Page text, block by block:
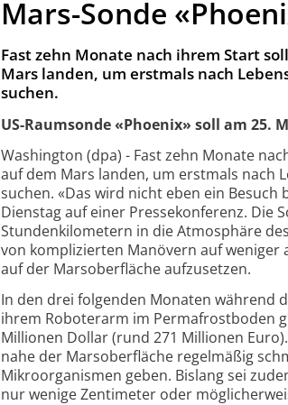
Mars-Sonde
Fast zehn Monate nach ihrem Start
Mars landen, um erstmals nach
suchen.
US-Raumsonde «Phoenix» soll am 25.
Washington (dpa) - Fast zehn Monate
auf dem Mars landen, um erstmals nach
suchen. «Das wird nicht eben ein Besuch
Dienstag auf einer Pressekonferenz. Die
Stundenkilometern in die Atmosphäre
von komplizierten Manövern auf
auf der Marsoberfläche aufzusetzen.
In den drei folgenden Monaten während
ihrem Roboterarm im Permafrostboden
Millionen Dollar (rund 271 Millionen
nahe der Marsoberfläche regelmäßig
Mikroorganismen geben. Bislang sei
nur wenige Zentimeter oder